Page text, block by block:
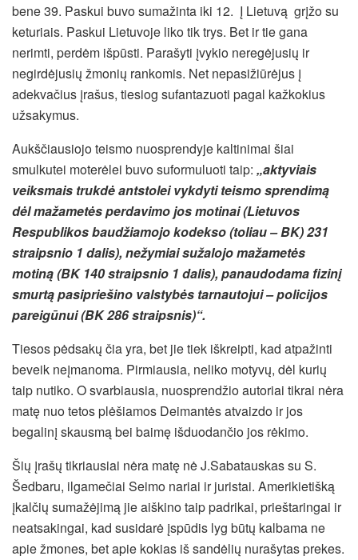
bene 39. Paskui buvo sumažinta iki 12. Į Lietuvą grįžo su
keturiais. Paskui Lietuvoje liko tik trys. Bet ir tie gana
nerimti, perdėm išpūsti. Parašyti įvykio neregėjusių ir
negirdėjusių žmonių rankomis. Net nepasižiūrėjus į
adekvačius įrašus, tiesiog sufantazuoti pagal kažkokius
užsakymus.
Aukščiausiojo teismo nuosprendyje kaltinimai šiai
smulkutei moterėlei buvo suformuluoti taip: „aktyviais
veiksmais trukdė antstolei vykdyti teismo sprendimą
dėl mažametės perdavimo jos motinai (Lietuvos
Respublikos baudžiamojo kodekso (toliau – BK) 231
straipsnio 1 dalis), nežymiai sužalojo mažametės
motiną (BK 140 straipsnio 1 dalis), panaudodama fizinį
smurtą pasipriešino valstybės tarnautojui – policijos
pareigūnui (BK 286 straipsnis)“.
Tiesos pėdsakų čia yra, bet jie tiek iškreipti, kad atpažinti
beveik neįmanoma. Pirmiausia, neliko motyvų, dėl kurių
taip nutiko. O svarbiausia, nuosprendžio autoriai tikrai nėra
matę nuo tetos plėšiamos Deimantės atvaizdo ir jos
begalinį skausmą bei baimę išduodančio jos rėkimo.
Šių įrašų tikriausiai nėra matę nė J.Sabatauskas su S.
Šedbaru, ilgamečiai Seimo nariai ir juristai. Amerikietišką
įkalčių sumažėjimą jie aiškino taip padrikai, prieštaringai ir
neatsakingai, kad susidarė įspūdis lyg būtų kalbama ne
apie žmones, bet apie kokias iš sandėlių nurašytas prekes.